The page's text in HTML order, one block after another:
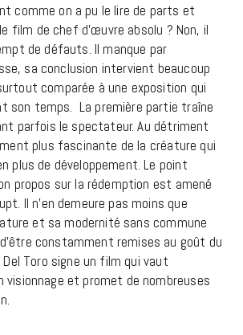
comme on a pu le lire de parts et
film de chef d’œuvre absolu ? Non, il
de défauts. Il manque par
sa conclusion intervient beaucoup
comparée à une exposition qui
son temps. La première partie traîne
parfois le spectateur. Au détriment
plus fascinante de la créature qui
plus de développement. Le point
propos sur la rédemption est amené
Il n’en demeure pas moins que
et sa modernité sans commune
constamment remises au goût du
Del Toro signe un film qui vaut
visionnage et promet de nombreuses